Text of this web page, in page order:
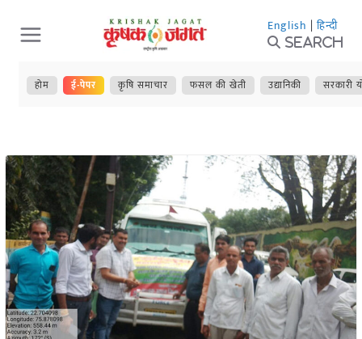
Skip
to
content
English | हिन्दी
Search
होम ई-पेपर कृषि समाचार फसल की खेती उद्यानिकी सरकारी